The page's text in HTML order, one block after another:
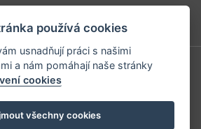
používá cookies
usnadňují práci s našimi
a nám pomáhají naše stránky
cookies
všechny cookies